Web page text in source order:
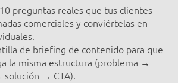
preguntas reales que tus clientes
comerciales y conviértelas en
de briefing de contenido para que
la misma estructura (problema →
solución → CTA).